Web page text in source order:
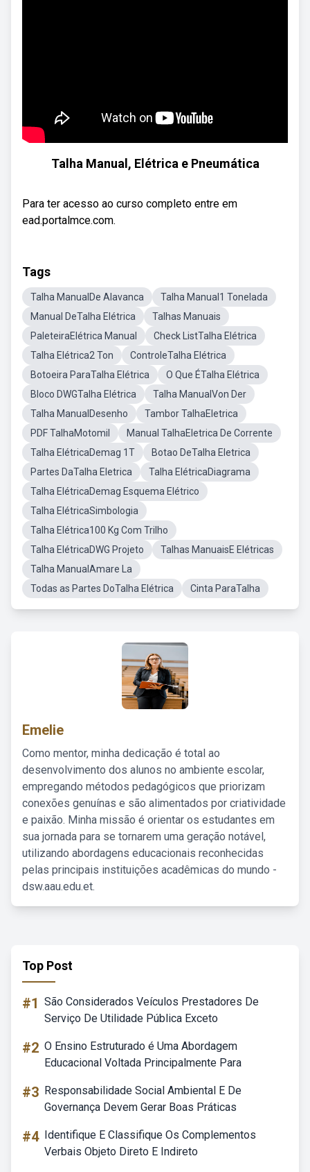
Talha Manual, Elétrica e Pneumática
Para ter acesso ao curso completo entre em
ead.portalmce.com.
Tags
Talha ManualDe Alavanca
Talha Manual1 Tonelada
Manual DeTalha Elétrica
Talhas Manuais
PaleteiraElétrica Manual
Check ListTalha Elétrica
Talha Elétrica2 Ton
ControleTalha Elétrica
Botoeira ParaTalha Elétrica
O Que ÉTalha Elétrica
Bloco DWGTalha Elétrica
Talha ManualVon Der
Talha ManualDesenho
Tambor TalhaEletrica
PDF TalhaMotomil
Manual TalhaEletrica De Corrente
Talha ElétricaDemag 1T
Botao DeTalha Eletrica
Partes DaTalha Eletrica
Talha ElétricaDiagrama
Talha ElétricaDemag Esquema Elétrico
Talha ElétricaSimbologia
Talha Elétrica100 Kg Com Trilho
Talha ElétricaDWG Projeto
Talhas ManuaisE Elétricas
Talha ManualAmare La
Todas as Partes DoTalha Elétrica
Cinta ParaTalha
Emelie
Como mentor, minha dedicação é total ao
desenvolvimento dos alunos no ambiente escolar,
empregando métodos pedagógicos que priorizam
conexões genuínas e são alimentados por criatividade
e paixão. Minha missão é orientar os estudantes em
sua jornada para se tornarem uma geração notável,
utilizando abordagens educacionais reconhecidas
pelas principais instituições acadêmicas do mundo -
dsw.aau.edu.et.
Top Post
#1 São Considerados Veículos Prestadores De
Serviço De Utilidade Pública Exceto
#2 O Ensino Estruturado é Uma Abordagem
Educacional Voltada Principalmente Para
#3 Responsabilidade Social Ambiental E De
Governança Devem Gerar Boas Práticas
#4 Identifique E Classifique Os Complementos
Verbais Objeto Direto E Indireto